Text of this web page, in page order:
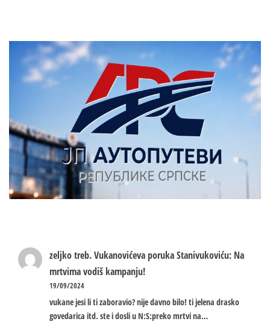
zeljko treb.Vukanovićeva poruka Stanivukoviću: Na
mrtvima vodiš kampanju!
19/09/2024
vukane jesi li ti zaboravio? nije davno bilo! ti jelena drasko
govedarica itd. ste i dosli u N:S:preko mrtvi na…